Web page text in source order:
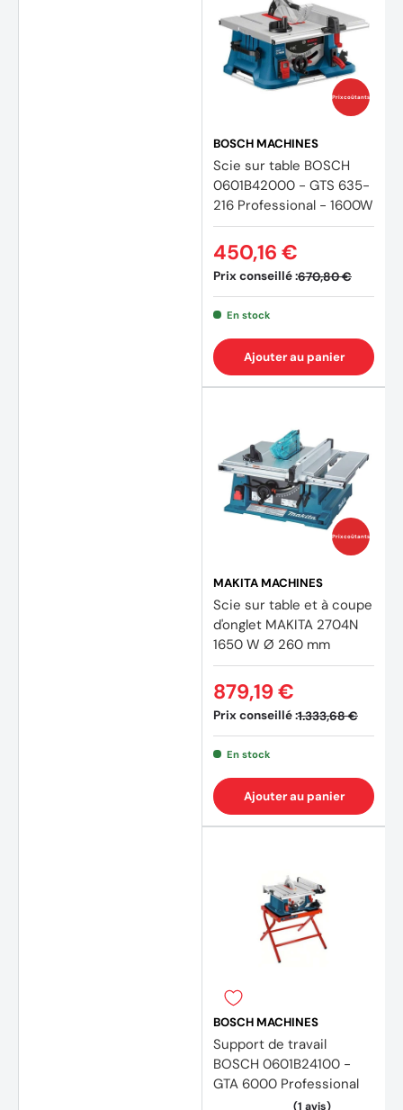
Prix coûtants
BOSCH MACHINES
Scie sur table BOSCH
0601B42000 - GTS 635-
216 Professional - 1600W
Prix conseillé :670,80 €
450,16 €
En stock
Ajouter au panier
Prix coûtants
MAKITA MACHINES
Scie sur table et à coupe
d'onglet MAKITA 2704N
1650 W Ø 260 mm
Prix conseillé :1.333,68 €
879,19 €
En stock
Ajouter au panier
BOSCH MACHINES
Support de travail
BOSCH 0601B24100 -
GTA 6000 Professional